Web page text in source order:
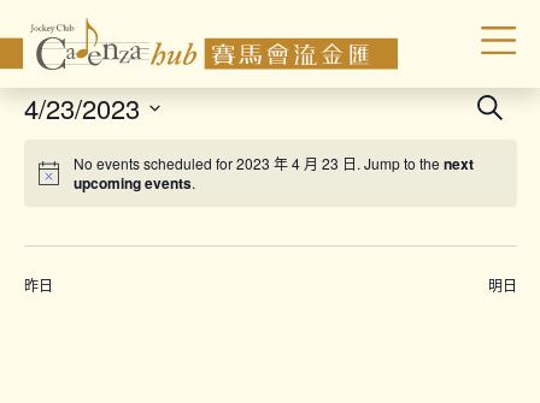
and
Search
4/23/2023
date.
No events scheduled for 2023 年 4 月 23 日. Jump to thenext
upcoming events.
昨日 明日